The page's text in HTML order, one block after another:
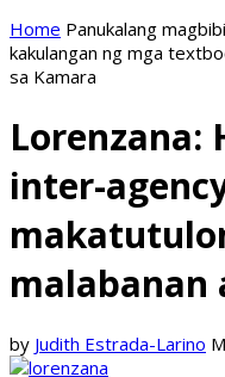
Home Panukalang
kakulangan ng mga
sa Kamara
Lorenzana:
inter-
malabanan
by Judith Estrada-Larino